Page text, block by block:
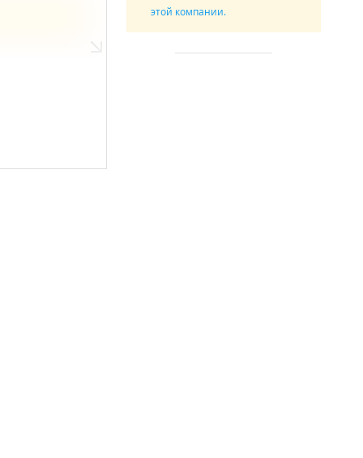
этой компании.